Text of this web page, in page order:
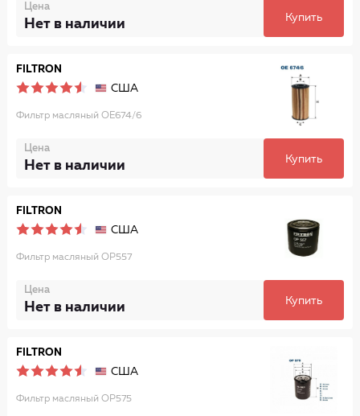
Цена
Нет в наличии Купить
FILTRON
США
Фильтр масляный OE674/6
Цена
Нет в наличии Купить
FILTRON
США
Фильтр масляный OP557
Цена
Нет в наличии Купить
FILTRON
США
Фильтр масляный OP575